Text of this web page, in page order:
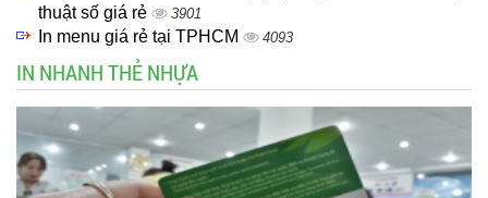
thuật số giá rẻ
3901
In menu giá rẻ tại TPHCM 4093
IN NHANH THẺ NHỰA